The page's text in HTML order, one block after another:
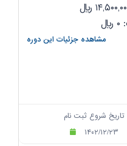
ریال
ریال
مشاهده جزئیات این دوره
تاریخ شروع ثبت نام
۱۴۰۲/۱۲/۲۳